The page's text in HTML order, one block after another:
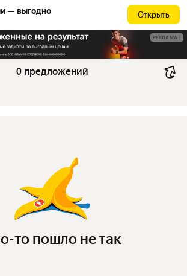
— выгодно Открыть
РЕКЛАМА
0 предложений
то пошло не так